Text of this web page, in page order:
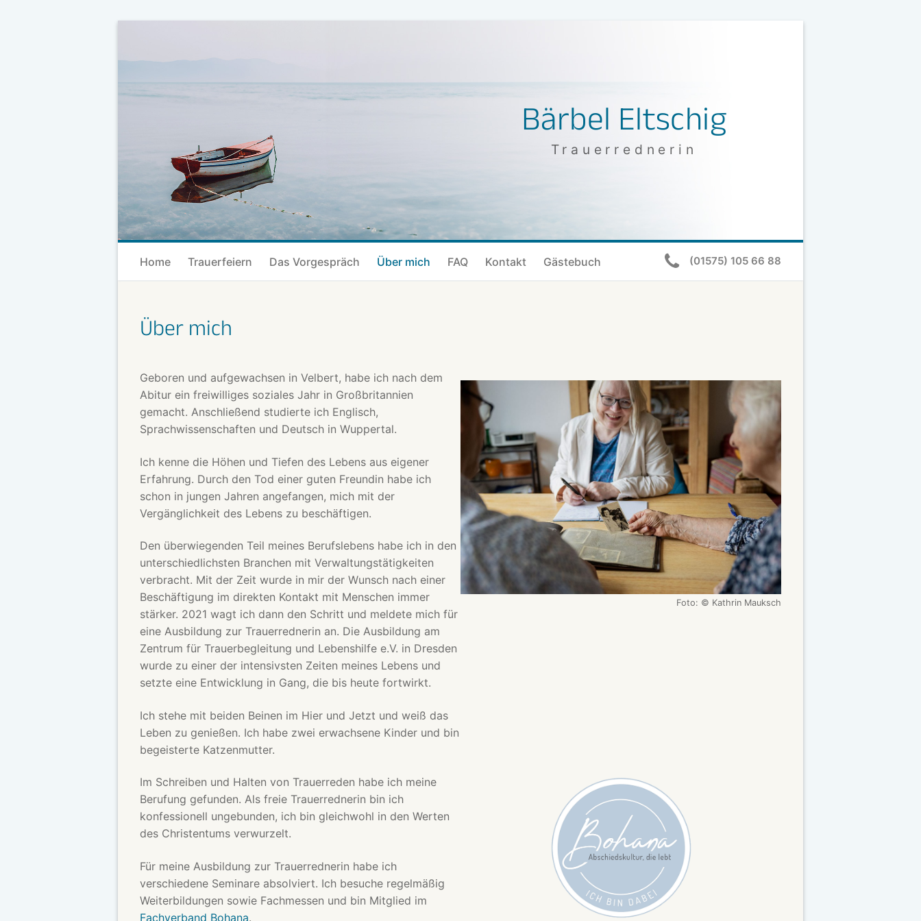
content
Bärbel Eltschig
Trauerrednerin
Home Trauerfeiern Das Vorgespräch Über mich FAQ Kontakt Gästebuch (01575) 105 66 88
Über mich
Geboren und aufgewachsen in Velbert, habe ich nach dem
Abitur ein freiwilliges soziales Jahr in Großbritannien
gemacht. Anschließend studierte ich Englisch,
Sprachwissenschaften und Deutsch in Wuppertal.
Ich kenne die Höhen und Tiefen des Lebens aus eigener
Erfahrung. Durch den Tod einer guten Freundin habe ich
schon in jungen Jahren angefangen, mich mit der
Vergänglichkeit des Lebens zu beschäftigen.
Den überwiegenden Teil meines Berufslebens habe ich in den
unterschiedlichsten Branchen mit Verwaltungstätigkeiten
verbracht. Mit der Zeit wurde in mir der Wunsch nach einer
Beschäftigung im direkten Kontakt mit Menschen immer
stärker. 2021 wagt ich dann den Schritt und meldete mich für
eine Ausbildung zur Trauerrednerin an. Die Ausbildung am
Zentrum für Trauerbegleitung und Lebenshilfe e.V. in Dresden
wurde zu einer der intensivsten Zeiten meines Lebens und
setzte eine Entwicklung in Gang, die bis heute fortwirkt.
Ich stehe mit beiden Beinen im Hier und Jetzt und weiß das
Leben zu genießen. Ich habe zwei erwachsene Kinder und bin
begeisterte Katzenmutter.
Foto: © Kathrin Mauksch
Im Schreiben und Halten von Trauerreden habe ich meine
Berufung gefunden. Als freie Trauerrednerin bin ich
konfessionell ungebunden, ich bin gleichwohl in den Werten
des Christentums verwurzelt.
Für meine Ausbildung zur Trauerrednerin habe ich
verschiedene Seminare absolviert. Ich besuche regelmäßig
Weiterbildungen sowie Fachmessen und bin Mitglied im
Fachverband Bohana.